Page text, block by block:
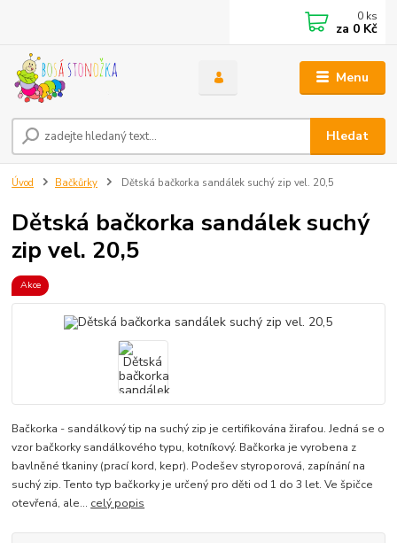
Menu
Hledat
0 ks
za 0 Kč
Úvod Bačkůrky Dětská bačkorka sandálek suchý zip vel. 20,5
Dětská bačkorka sandálek suchý
zip vel. 20,5
Akce
Bačkorka - sandálkový tip na suchý zip je certifikována žirafou. Jedná se o
vzor bačkorky sandálkového typu, kotníkový. Bačkorka je vyrobena z
bavlněné tkaniny (prací kord, kepr). Podešev styroporová, zapínání na
suchý zip. Tento typ bačkorky je určený pro děti od 1 do 3 let. Ve špičce
otevřená, ale... celý popis